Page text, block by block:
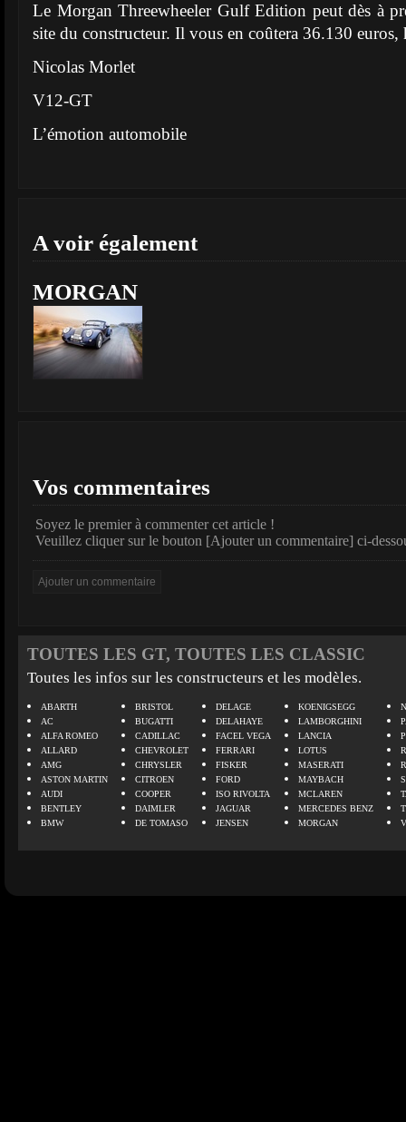
Le Morgan Threewheeler Gulf Edition peut dès à
site du constructeur. Il vous en coûtera 36.130 euros,
Nicolas Morlet
V12-GT
L’émotion automobile
A voir également
MORGAN
Vos commentaires
Soyez le premier à commenter cet article !
Veuillez cliquer sur le bouton [Ajouter un commentaire] ci-
TOUTES LES GT, TOUTES LES CLASSIC
Toutes les infos sur les constructeurs et les modèles.
ABARTH
AC
ALFA ROMEO
ALLARD
AMG
ASTON MARTIN
AUDI
BENTLEY
BMW
BRISTOL
BUGATTI
CADILLAC
CHEVROLET
CHRYSLER
CITROEN
COOPER
DAIMLER
DE TOMASO
DELAGE
DELAHAYE
FACEL VEGA
FERRARI
FISKER
FORD
ISO RIVOLTA
JAGUAR
JENSEN
KOENIGSEGG
LAMBORGHINI
LANCIA
LOTUS
MASERATI
MAYBACH
MCLAREN
MERCEDES BENZ
MORGAN